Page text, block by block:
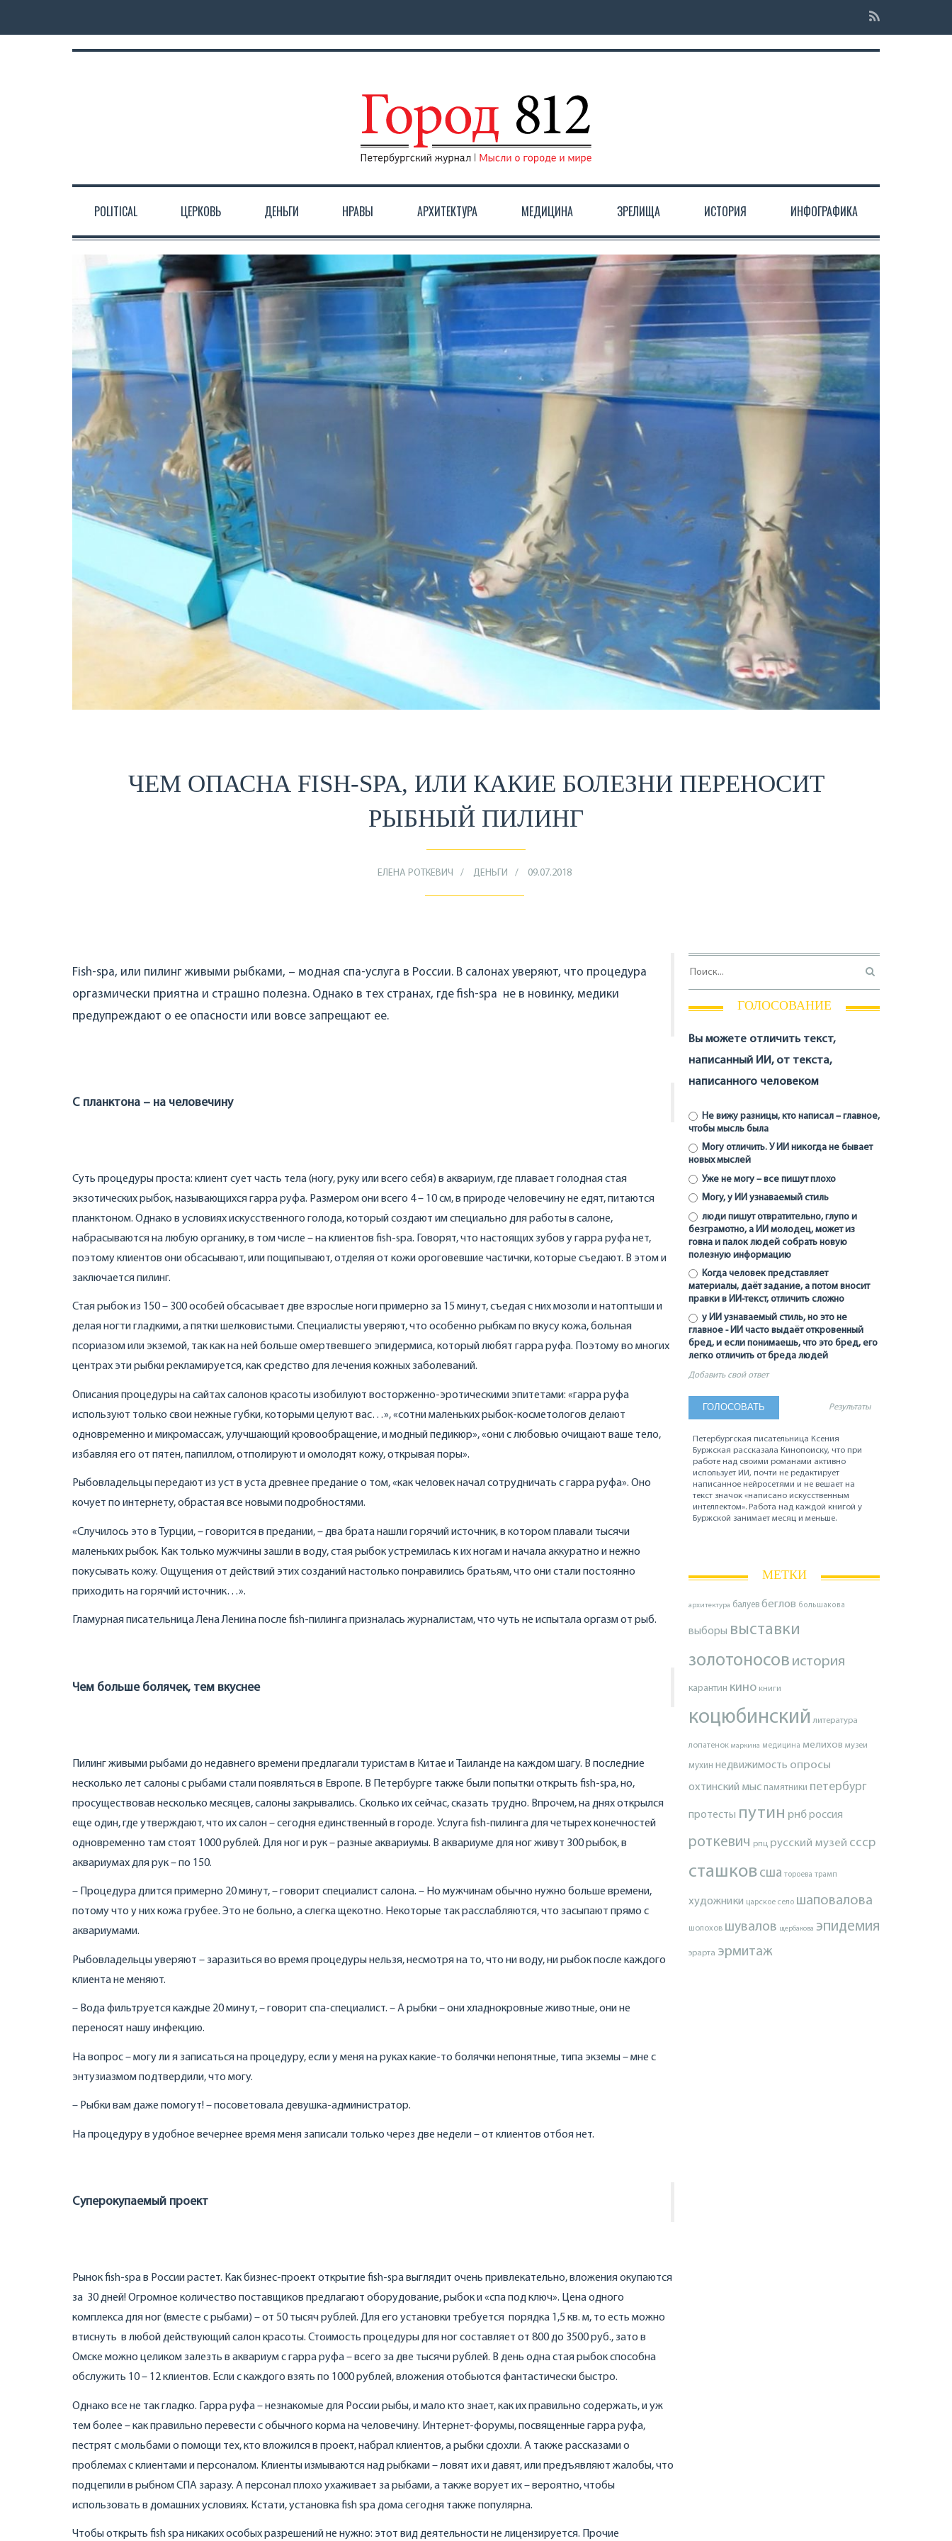
POLITICAL ЦЕРКОВЬ ДЕНЬГИ НРАВЫ АРХИТЕКТУРА МЕДИЦИНА ЗРЕЛИЩА ИСТОРИЯ ИНФОГРАФИКА
ЧЕМ ОПАСНА FISH-SPA, ИЛИ КАКИЕ БОЛЕЗНИ ПЕРЕНОСИТ
РЫБНЫЙ ПИЛИНГ
ЕЛЕНА РОТКЕВИЧ ДЕНЬГИ 09.07.2018
Fish-spa, или пилинг живыми рыбками, – модная спа-услуга в России. В салонах уверяют, что процедура
оргазмически приятна и страшно полезна. Однако в тех странах, где fish-spa не в новинку, медики
предупреждают о ее опасности или вовсе запрещают ее.
С планктона – на человечину
Суть процедуры проста: клиент сует часть тела (ногу, руку или всего себя) в аквариум, где плавает голодная стая
экзотических рыбок, называющихся гарра руфа. Размером они всего 4 – 10 см, в природе человечину не едят, питаются
планктоном. Однако в условиях искусственного голода, который создают им специально для работы в салоне,
набрасываются на любую органику, в том числе – на клиентов fish-spa. Говорят, что настоящих зубов у гарра руфа нет,
поэтому клиентов они обсасывают, или пощипывают, отделяя от кожи ороговевшие частички, которые съедают. В этом и
заключается пилинг.
Стая рыбок из 150 – 300 особей обсасывает две взрослые ноги примерно за 15 минут, съедая с них мозоли и натоптыши и
делая ногти гладкими, а пятки шелковистыми. Специалисты уверяют, что особенно рыбкам по вкусу кожа, больная
псориазом или экземой, так как на ней больше омертвевшего эпидермиса, который любят гарра руфа. Поэтому во многих
центрах эти рыбки рекламируется, как средство для лечения кожных заболеваний.
Описания процедуры на сайтах салонов красоты изобилуют восторженно-эротическими эпитетами: «гарра руфа
используют только свои нежные губки, которыми целуют вас…», «сотни маленьких рыбок-косметологов делают
одновременно и микромассаж, улучшающий кровообращение, и модный педикюр», «они с любовью очищают ваше тело,
избавляя его от пятен, папиллом, отполируют и омолодят кожу, открывая поры».
Рыбовладельцы передают из уст в уста древнее предание о том, «как человек начал сотрудничать с гарра руфа». Оно
кочует по интернету, обрастая все новыми подробностями.
«Случилось это в Турции, – говорится в предании, – два брата нашли горячий источник, в котором плавали тысячи
маленьких рыбок. Как только мужчины зашли в воду, стая рыбок устремилась к их ногам и начала аккуратно и нежно
покусывать кожу. Ощущения от действий этих созданий настолько понравились братьям, что они стали постоянно
приходить на горячий источник…».
Гламурная писательница Лена Ленина после fish-пилинга призналась журналистам, что чуть не испытала оргазм от рыб.
Чем больше болячек, тем вкуснее
Пилинг живыми рыбами до недавнего времени предлагали туристам в Китае и Таиланде на каждом шагу. В последние
несколько лет салоны с рыбами стали появляться в Европе. В Петербурге также были попытки открыть fish-spa, но,
просуществовав несколько месяцев, салоны закрывались. Сколько их сейчас, сказать трудно. Впрочем, на днях открылся
еще один, где утверждают, что их салон – сегодня единственный в городе. Услуга fish-пилинга для четырех конечностей
одновременно там стоят 1000 рублей. Для ног и рук – разные аквариумы. В аквариуме для ног живут 300 рыбок, в
аквариумах для рук – по 150.
– Процедура длится примерно 20 минут, – говорит специалист салона. – Но мужчинам обычно нужно больше времени,
потому что у них кожа грубее. Это не больно, а слегка щекотно. Некоторые так расслабляются, что засыпают прямо с
аквариумами.
Рыбовладельцы уверяют – заразиться во время процедуры нельзя, несмотря на то, что ни воду, ни рыбок после каждого
клиента не меняют.
– Вода фильтруется каждые 20 минут, – говорит спа-специалист. – А рыбки – они хладнокровные животные, они не
переносят нашу инфекцию.
На вопрос – могу ли я записаться на процедуру, если у меня на руках какие-то болячки непонятные, типа экземы – мне с
энтузиазмом подтвердили, что могу.
– Рыбки вам даже помогут! – посоветовала девушка-администратор.
На процедуру в удобное вечернее время меня записали только через две недели – от клиентов отбоя нет.
Суперокупаемый проект
Рынок fish-spa в России растет. Как бизнес-проект открытие fish-spa выглядит очень привлекательно, вложения окупаются
за 30 дней! Огромное количество поставщиков предлагают оборудование, рыбок и «спа под ключ». Цена одного
комплекса для ног (вместе с рыбами) – от 50 тысяч рублей. Для его установки требуется порядка 1,5 кв. м, то есть можно
втиснуть в любой действующий салон красоты. Стоимость процедуры для ног составляет от 800 до 3500 руб., зато в
Омске можно целиком залезть в аквариум с гарра руфа – всего за две тысячи рублей. В день одна стая рыбок способна
обслужить 10 – 12 клиентов. Если с каждого взять по 1000 рублей, вложения отобьются фантастически быстро.
Однако все не так гладко. Гарра руфа – незнакомые для России рыбы, и мало кто знает, как их правильно содержать, и уж
тем более – как правильно перевести с обычного корма на человечину. Интернет-форумы, посвященные гарра руфа,
пестрят с мольбами о помощи тех, кто вложился в проект, набрал клиентов, а рыбки сдохли. А также рассказами о
проблемах с клиентами и персоналом. Клиенты измываются над рыбками – ловят их и давят, или предъявляют жалобы, что
подцепили в рыбном СПА заразу. А персонал плохо ухаживает за рыбами, а также ворует их – вероятно, чтобы
использовать в домашних условиях. Кстати, установка fish spa дома сегодня также популярна.
Чтобы открыть fish spa никаких особых разрешений не нужно: этот вид деятельности не лицензируется. Прочие
ГОЛОСОВАНИЕ
Вы можете отличить текст,
написанный ИИ, от текста,
написанного человеком
Не вижу разницы, кто написал – главное,
чтобы мысль была
Могу отличить. У ИИ никогда не бывает
новых мыслей
Уже не могу – все пишут плохо
Могу, у ИИ узнаваемый стиль
люди пишут отвратительно, глупо и
безграмотно, а ИИ молодец, может из
говна и палок людей собрать новую
полезную информацию
Когда человек представляет
материалы, даёт задание, а потом вносит
правки в ИИ-текст, отличить сложно
у ИИ узнаваемый стиль, но это не
главное - ИИ часто выдаёт откровенный
бред, и если понимаешь, что это бред, его
легко отличить от бреда людей
Добавить свой ответ
Результаты
Петербургская писательница Ксения
Буржская рассказала Кинопоиску, что при
работе над своими романами активно
использует ИИ, почти не редактирует
написанное нейросетями и не вешает на
текст значок «написано искусственным
интеллектом». Работа над каждой книгой у
Буржской занимает месяц и меньше.
МЕТКИ
архитектура балуев беглов большакова
выборы выставки
золотоносов история
карантин кино книги
коцюбинский литература
лопатенок маркина медицина мелихов музеи
мухин недвижимость опросы
охтинский мыс памятники петербург
протесты путин рнброссия
роткевич рпц русский музей ссср
сташков сша тороева трамп
художники царское село шаповалова
шолохов шувалов щербакова эпидемия
эрарта эрмитаж